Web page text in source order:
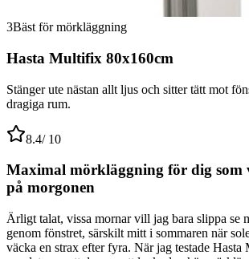
3Bäst för mörkläggning
Hasta Multifix 80x160cm
Stänger ute nästan allt ljus och sitter tätt mot
dragiga rum.
8.4/ 10
Maximal mörkläggning för dig som
på morgonen
Ärligt talat, vissa mornar vill jag bara slippa se
genom fönstret, särskilt mitt i sommaren när
väcka en strax efter fyra. När jag testade